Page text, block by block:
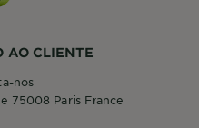
AO CLIENTE
nos
75008 Paris France